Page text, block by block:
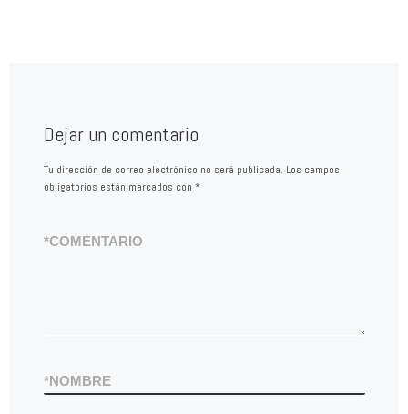
Dejar un comentario
Tu dirección de correo electrónico no será publicada. Los campos
obligatorios están marcados con *
COMENTARIO
*
NOMBRE
*